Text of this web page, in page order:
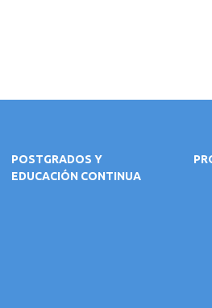
POSTGRADOS Y
EDUCACIÓN CONTINUA